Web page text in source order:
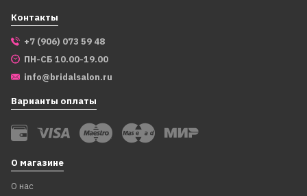
Контакты
+7 (906) 073 59 48
ПН-СБ 10.00-19.00
info@bridalsalon.ru
Варианты оплаты
О магазине
О нас